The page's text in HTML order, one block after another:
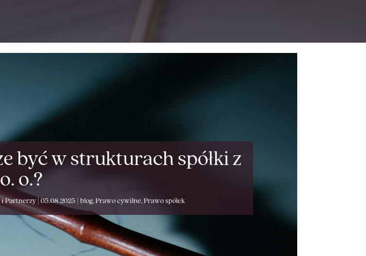
być w strukturach spółki z
o. o.?
i Partnerzy|05.08.2025 blog,Prawo cywilne,Prawo spółek